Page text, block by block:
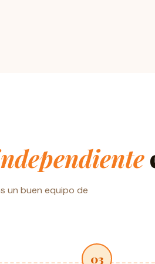
un buen equipo de
03